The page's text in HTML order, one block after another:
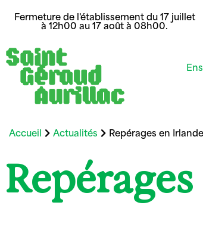
Fermeture de l'établissement du 17 juillet
à 12h00 au 17 août à 08h00.
Accueil Actualités Repérages en Irlande